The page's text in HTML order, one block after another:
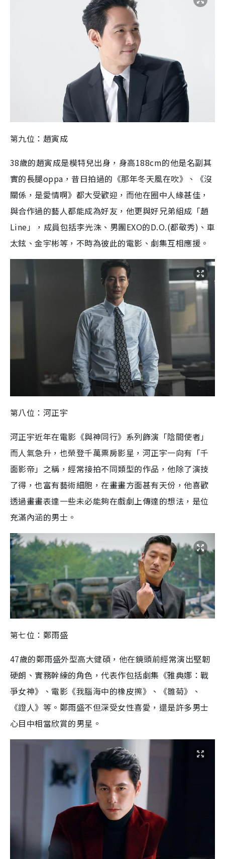
第九位：趙寅成
38歲的趙寅成是模特兒出身，身高188cm的他是名副其
實的長腿oppa ， 昔日拍過的《那年冬天風在吹》、《沒
關係，是愛情啊》都大受歡迎，而他在圈中人緣甚佳，
與合作過的藝人都能成為好友，他更與好兄弟組成「趙
Line」 ， 成員包括李光洙、男團EXO的D.O.(都敬秀) 、車
太鉉、金宇彬等，不時為彼此的電影、劇集互相應援。
第八位：河正宇
河正宇近年在電影《與神同行》系列飾演「陰間使者」
而人氣急升，也榮登千萬票房影星，河正宇一向有「千
面影帝」之稱，經常接拍不同類型的作品，他除了演技
了得 ，也富有藝術細胞，在畫畫方面甚有天份，他喜歡
透過畫畫表達一些未必能夠在戲劇上傳達的想法， 是位
充滿內涵的男士 。
第七位：鄭雨盛
47歲的鄭雨盛外型高大健碩 ， 他在鏡頭前經常演出堅韌
硬朗 、實務幹練的角色 ，代表作包括劇集《雅典娜：戰
爭女神》、電影《我腦海中的橡皮擦》 、
《雛菊》、
《證人》等。鄭雨盛不但深受女性喜愛，還是許多男士
心目中相當欣賞的男星 。